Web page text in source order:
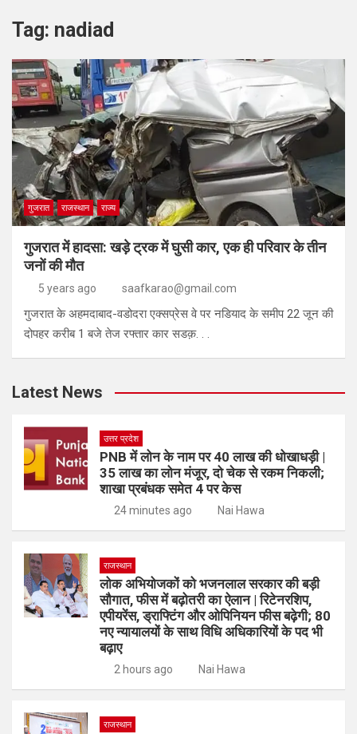
Tag: nadiad
गुजरात राजस्थान राज्य
गुजरात में हादसा: खड़े ट्रक में घुसी कार, एक ही परिवार के तीन
जनों की मौत
5 years ago saafkarao@gmail.com
गुजरात के अहमदाबाद-वडोदरा एक्सप्रेस वे पर नडियाद के समीप 22 जून की
दोपहर करीब 1 बजे तेज रफ्तार कार सडक़. . .
Latest News
उत्तर प्रदेश
PNB में लोन के नाम पर 40 लाख की धोखाधड़ी |
35 लाख का लोन मंजूर, दो चेक से रकम निकली;
शाखा प्रबंधक समेत 4 पर केस
24 minutes ago Nai Hawa
राजस्थान
लोक अभियोजकों को भजनलाल सरकार की बड़ी
सौगात, फीस में बढ़ोतरी का ऐलान | रिटेनरशिप,
एपीयरेंस, ड्राफ्टिंग और ओपिनियन फीस बढ़ेगी; 80
नए न्यायालयों के साथ विधि अधिकारियों के पद भी
बढ़ाए
2 hours ago Nai Hawa
राजस्थान